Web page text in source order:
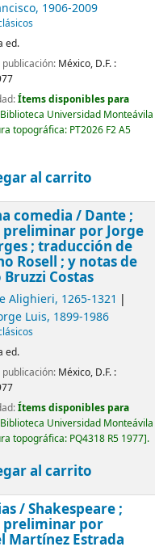
, 1906-2009
ed.
México, D.F. :
Ítems disponibles para
Biblioteca Universidad Monteávila
topográfica: PT2026 F2 A5
al carrito
comedia / Dante ;
por Jorge
; traducción de
Rosell ; y notas de
Costas
Alighieri, 1265-1321
Luis, 1899-1986
ed.
México, D.F. :
Ítems disponibles para
Biblioteca Universidad Monteávila
topográfica: PQ4318 R5 1977 .
al carrito
/Shakespeare ;
preliminar por
Martínez Estrada